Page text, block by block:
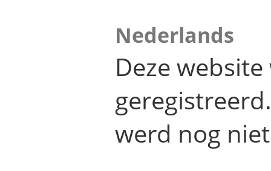
Nederlands
Deze
werd nog